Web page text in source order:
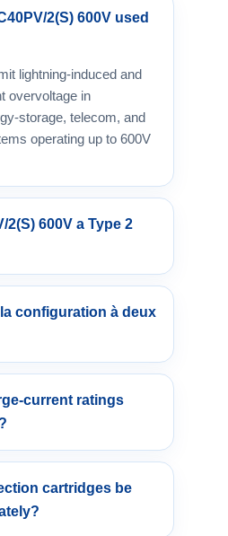
2(S) 600V used
lightning-induced and
overvoltage in
storage, telecom, and
operating up to 600V
2(S) 600V a Type 2
configuration à deux
current ratings
cartridges be